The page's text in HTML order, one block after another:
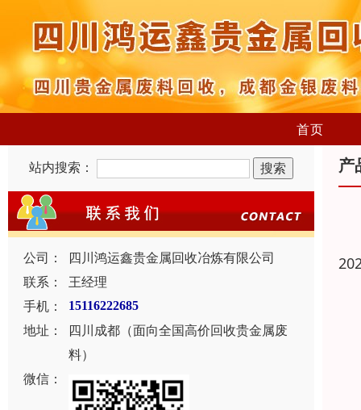
首页
站内搜索：
公司：
四川鸿运鑫贵金属回收冶炼有限公司
联系：
王经理
手机：
15116222685
地址：
四川成都（面向全国高价回收贵金属废
料）
微信：
产